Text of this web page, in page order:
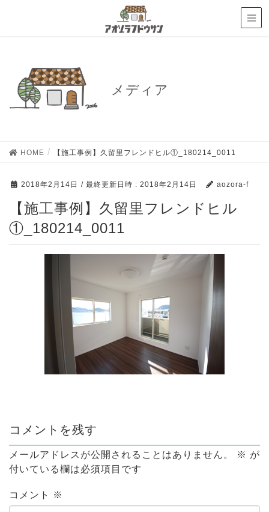
メディア
HOME 【施工事例】久留里フレンドヒル①_180214_0011
2018年2月14日 / 最終更新日時 : 2018年2月14日 aozora-f
【施工事例】久留里フレンドヒル
①_180214_0011
コメントを残す
メールアドレスが公開されることはありません。 ※ が
付いている欄は必須項目です
コメント ※